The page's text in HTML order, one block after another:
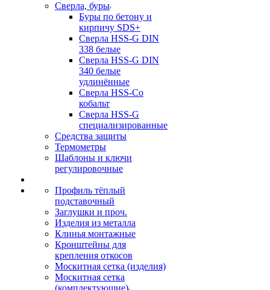
Сверла, буры
Буры по бетону и
кирпичу SDS+
Сверла HSS-G DIN
338 белые
Сверла HSS-G DIN
340 белые
удлинённые
Сверла HSS-Co
кобальт
Сверла HSS-G
специализированные
Средства защиты
Термометры
Шаблоны и ключи
регулировочные
Профиль тёплый
подставочный
Заглушки и проч.
Изделия из металла
Клинья монтажные
Кронштейны для
крепления откосов
Москитная сетка (изделия)
Москитная сетка
(комплектующие)